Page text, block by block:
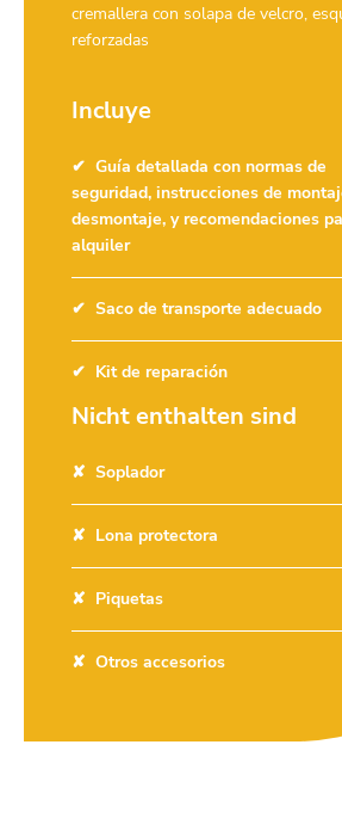
cremallera con solapa de velcro,
reforzadas
Incluye
Guía detallada con normas de
seguridad, instrucciones de
desmontaje, y recomendaciones
alquiler
Saco de transporte adecuado
Kit de reparación
Nicht enthalten sind
Soplador
Lona protectora
Piquetas
Otros accesorios